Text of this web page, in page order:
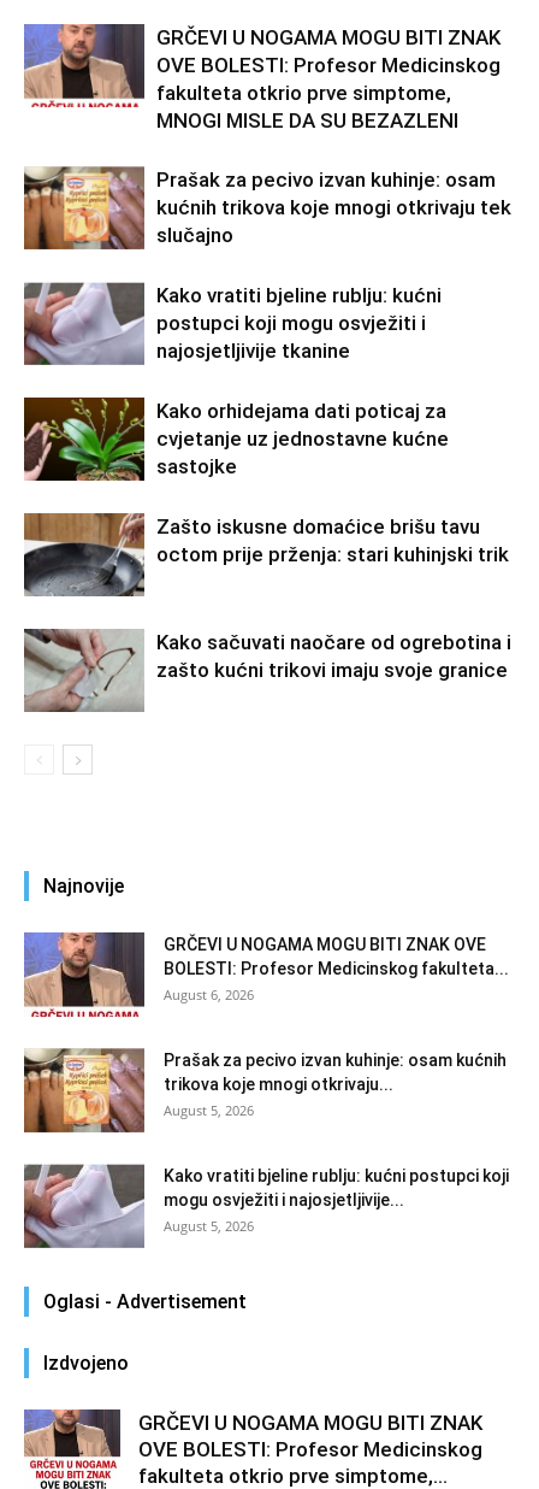
GRČEVI U NOGAMA MOGU BITI ZNAK
OVE BOLESTI: Profesor Medicinskog
fakulteta otkrio prve simptome,
MNOGI MISLE DA SU BEZAZLENI
Prašak za pecivo izvan kuhinje: osam
kućnih trikova koje mnogi otkrivaju tek
slučajno
Kako vratiti bjeline rublju: kućni
postupci koji mogu osvježiti i
najosjetljivije tkanine
Kako orhidejama dati poticaj za
cvjetanje uz jednostavne kućne
sastojke
Zašto iskusne domaćice brišu tavu
octom prije prženja: stari kuhinjski trik
Kako sačuvati naočare od ogrebotina i
zašto kućni trikovi imaju svoje granice
Najnovije
GRČEVI U NOGAMA MOGU BITI ZNAK OVE
BOLESTI: Profesor Medicinskog fakulteta...
August 6, 2026
Prašak za pecivo izvan kuhinje: osam kućnih
trikova koje mnogi otkrivaju...
August 5, 2026
Kako vratiti bjeline rublju: kućni postupci koji
mogu osvježiti i najosjetljivije...
August 5, 2026
Oglasi - Advertisement
Izdvojeno
GRČEVI U NOGAMA MOGU BITI ZNAK
OVE BOLESTI: Profesor Medicinskog
fakulteta otkrio prve simptome,...